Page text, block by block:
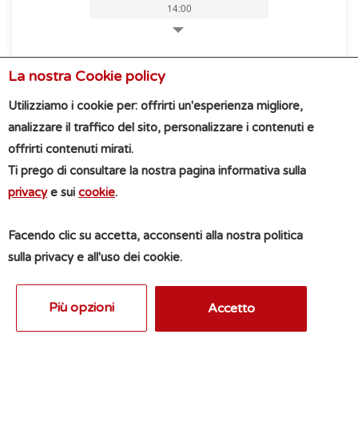
14:00
15:00
19:00
Unser Kalender zu Ihrer
Verfügung, wählen Sie das
Datum, das Sie bevorzugen und
warten auf unsere Bestätigung!
La nostra Cookie policy
Utilizziamo i cookie per: offrirti un'esperienza migliore,
analizzare il traffico del sito, personalizzare i contenuti e
offrirti contenuti mirati.
Ti prego di consultare la nostra pagina informativa sulla
privacye sui cookie.
Facendo clic su accetta, acconsenti alla nostra politica
sulla privacy e all'uso dei cookie.
Più opzioni Accetto